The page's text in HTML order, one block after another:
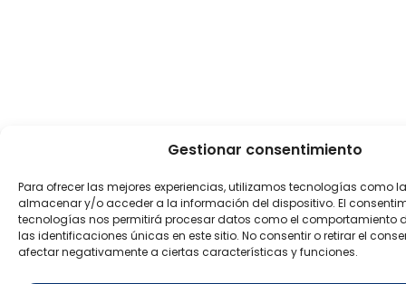
Gestionar consentimiento
Para ofrecer las mejores experiencias, utilizamos tecnologías como
almacenar y/o acceder a la información del dispositivo. El
tecnologías nos permitirá procesar datos como el comportamiento
las identificaciones únicas en este sitio. No consentir o retirar el
afectar negativamente a ciertas características y funciones.